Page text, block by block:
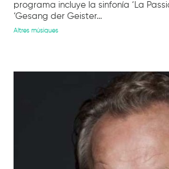
programa incluye la sinfonía ‘La
‘Gesang der Geister...
Altres músiques